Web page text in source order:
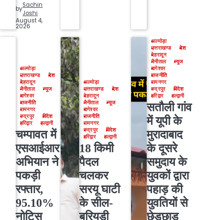
by
Sachin
Joshi
August 4,
2026
अल्मोड़ा
उत्तराखण्ड
देश
देहरादून
नैनीताल
न्यूज
बागेश्वर
राजनीति
रामनगर
रुद्रपुर
विदेश
हरिद्वार
हल्द्वानी
चम्पावत में
एसआईआर
अभियान ने
पकड़ी
रफ्तार,
95.10%
नोटिस
अल्मोड़ा
उत्तराखण्ड
देश
देहरादून
नैनीताल
न्यूज
बागेश्वर
राजनीति
रामनगर
रुद्रपुर
विदेश
हरिद्वार
हल्द्वानी
18 किमी
पैदल
चलकर
सरयू घाटी
के सील-
बरियूड़ी
अल्मोड़ा
उत्तराखण्ड
देश
देहरादून
नैनीताल
न्यूज
बागेश्वर
राजनीति
रामनगर
रुद्रपुर
विदेश
हरिद्वार
हल्द्वानी
सतौली गांव
में यूपी के
मुरादाबाद
के दूसरे
समुदाय के
युवकों द्वारा
पहाड़ की
युवतियों से
छेड़छाड़